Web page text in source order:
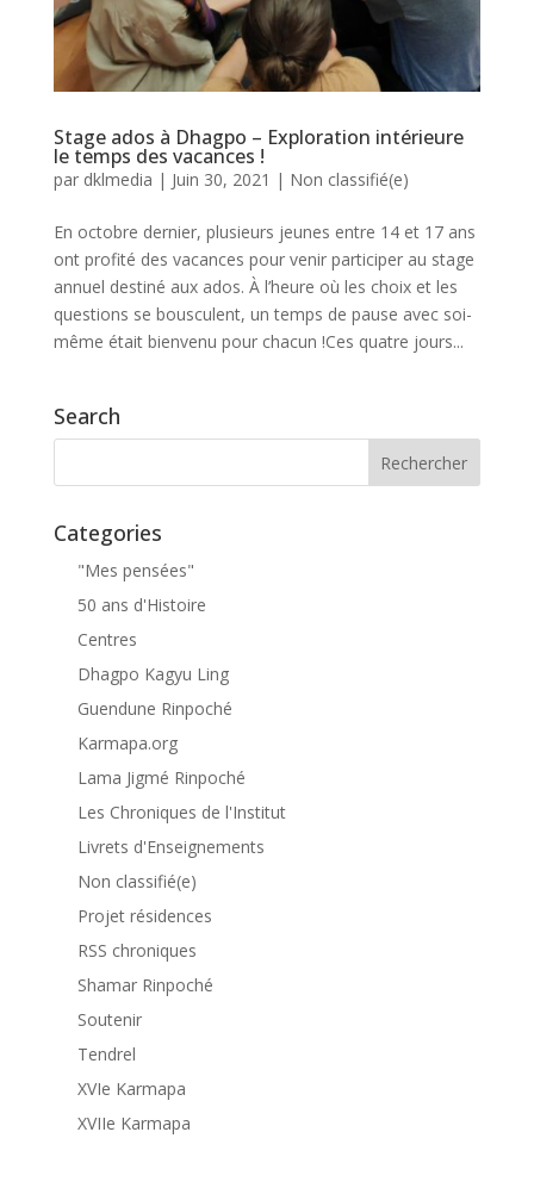
Stage ados à Dhagpo – Exploration intérieure
le temps des vacances !
par dklmedia | Juin 30, 2021 | Non classifié(e)
En octobre dernier, plusieurs jeunes entre 14 et 17 ans
ont profité des vacances pour venir participer au stage
annuel destiné aux ados. À l’heure où les choix et les
questions se bousculent, un temps de pause avec soi-
même était bienvenu pour chacun !Ces quatre jours...
Search
Categories
"Mes pensées"
50 ans d'Histoire
Centres
Dhagpo Kagyu Ling
Guendune Rinpoché
Karmapa.org
Lama Jigmé Rinpoché
Les Chroniques de l'Institut
Livrets d'Enseignements
Non classifié(e)
Projet résidences
RSS chroniques
Shamar Rinpoché
Soutenir
Tendrel
XVIe Karmapa
XVIIe Karmapa